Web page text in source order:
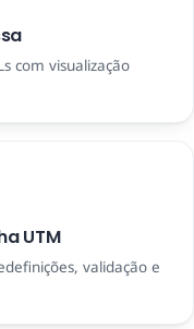
com visualização
UTM
validação e